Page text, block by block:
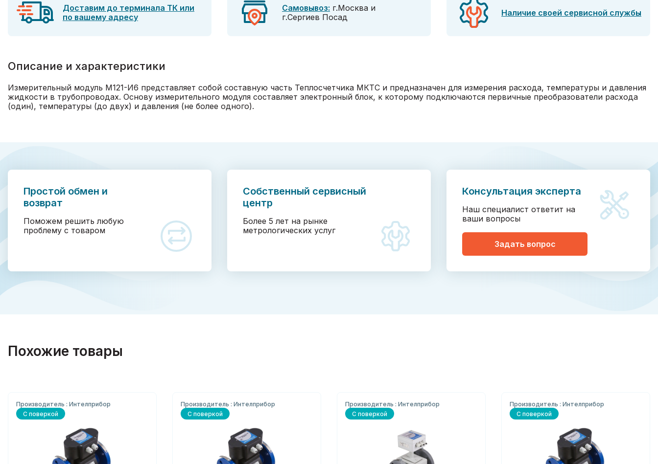
Доставим до терминала ТК или
по вашему адресу
Самовывоз: г.Москва и
г.Сергиев Посад
Наличие своей сервисной службы
Описание и характеристики
Измерительный модуль М121-И6 представляет собой составную часть Теплосчетчика МКТС и предназначен для измерения расхода, температуры и давления
жидкости в трубопроводах. Основу измерительного модуля составляет электронный блок, к которому подключаются первичные преобразователи расхода
(один), температуры (до двух) и давления (не более одного).
Простой обмен и
возврат
Поможем решить любую
проблему с товаром
Собственный сервисный
центр
Более 5 лет на рынке
метрологических услуг
Консультация эксперта
Наш специалист ответит на
ваши вопросы
Задать вопрос
Похожие товары
Производитель : Интелприбор
С поверкой
Производитель : Интелприбор
С поверкой
Производитель : Интелприбор
С поверкой
Производитель : Интелприбор
С поверкой